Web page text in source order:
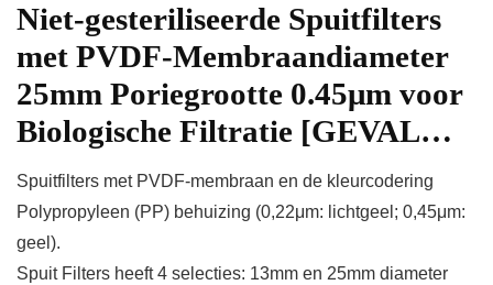
Niet-gesteriliseerde Spuitfilters
met PVDF-Membraandiameter
25mm Poriegrootte 0.45μm voor
Biologische Filtratie [GEVAL…
Spuitfilters met PVDF-membraan en de kleurcodering
Polypropyleen (PP) behuizing (0,22μm: lichtgeel; 0,45μm:
geel).
Spuit Filters heeft 4 selecties: 13mm en 25mm diameter